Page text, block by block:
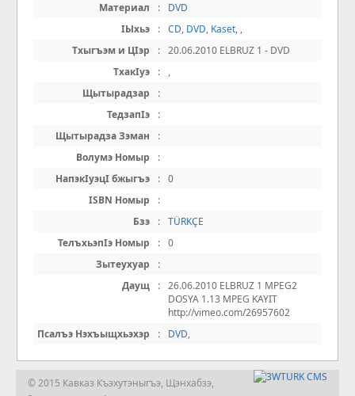
Материал :
DVD
IЫхьэ
: CD, DVD, Kaset, ,
Тхыгъэм и ЦIэр
: 20.06.2010 ELBRUZ 1 - DVD
ТхакIуэ
:
,
Щытырадзар
:
ТедзапIэ
:
Щытырадза Зэман
:
Волумэ Номыр
:
НапэкIуэцI бжыгъэ
: 0
ISBN Номыр
:
Бзэ
: TÜRKÇE
ТелъхьэпIэ Номыр
: 0
Зытеухуар
:
Даущ
: 26.06.2010 ELBRUZ 1 MPEG2
DOSYA 1.13 MPEG KAYIT
http://vimeo.com/26957602
Псалъэ Нэхъыщхьэхэр
: DVD,
© 2015 Кавказ Къэхутэныгъэ, Щэнхабзэ,